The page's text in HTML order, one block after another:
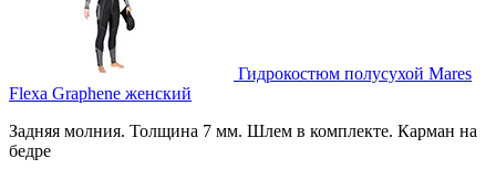
Гидрокостюм полусухой Mares
Flexa Graphene женский
Задняя молния. Толщина 7 мм. Шлем в комплекте. Карман на
бедре